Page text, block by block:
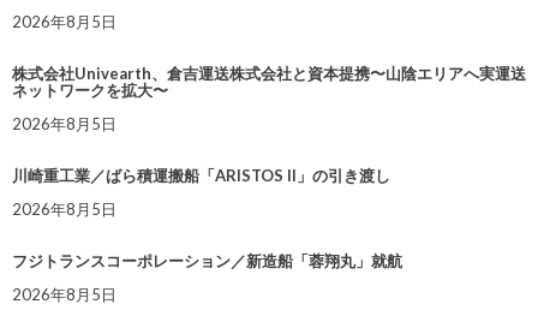
2026年8月5日
株式会社Univearth、倉吉運送株式会社と資本提携〜山陰エリアへ実運送
ネットワークを拡大〜
2026年8月5日
川崎重工業／ばら積運搬船「ARISTOS II」の引き渡し
2026年8月5日
フジトランスコーポレーション／新造船「蓉翔丸」就航
2026年8月5日